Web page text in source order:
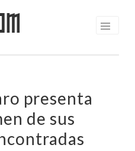
presenta
de sus